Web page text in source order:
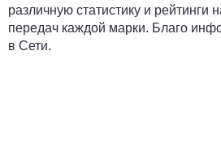
различную статистику и рейтинги
передач каждой марки. Благо
в Сети.